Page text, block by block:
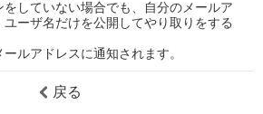
をしていない場合でも、自分のメールア
ユーザ名だけを公開してやり取りをする
ルアドレスに通知されます。
戻る